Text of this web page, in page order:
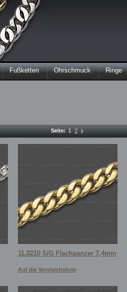
Fußketten Ohrschmuck Ringe
Seite: 1 2
11.0210 S/G Flachpanzer 7,4mm
Auf die Vergleichsliste